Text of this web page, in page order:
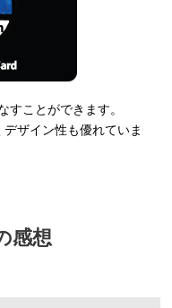
すことができます。
ザイン性も優れていま
感想